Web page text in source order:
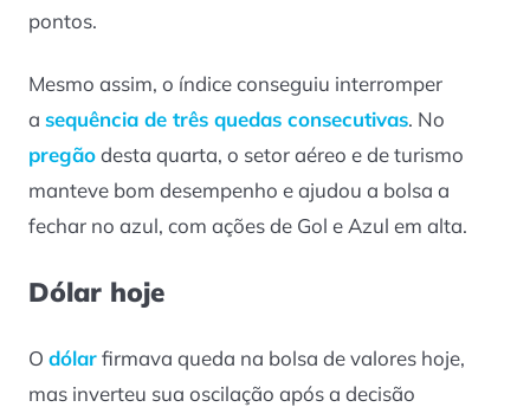
pontos.
Mesmo assim, o índice conseguiu interromper
a sequência de três quedas consecutivas. No
pregãodesta quarta, o setor aéreo e de turismo
manteve bom desempenho e ajudou a bolsa a
fechar no azul, com ações de Gol e Azul em alta.
Dólar hoje
O dólarfirmava queda na bolsa de valores hoje,
mas inverteu sua oscilação após a decisão